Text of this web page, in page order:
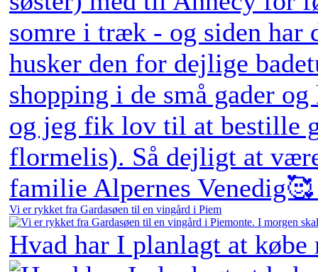
Vi er rykket fra Gardasøen til en vingård i Piem
Hvad har I planlagt at